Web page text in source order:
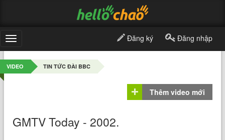
Toggle
navigation
Đăng ký Đăng nhập
VIDEO TIN TỨC ĐÀI BBC
Thêm video mới
GMTV Today - 2002.